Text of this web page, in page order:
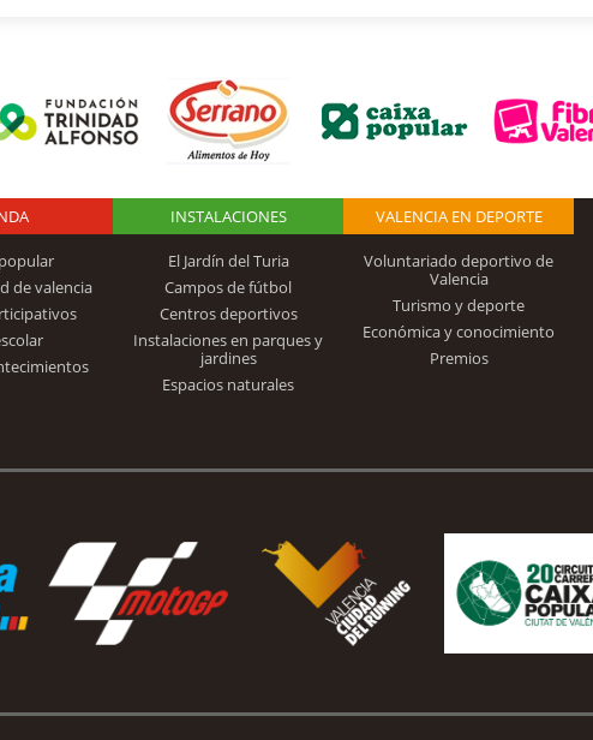
Logo Fundación
Trinidad Alfonso
de valencia
INSTALACIONES
El Jardín del Turia
Campos de fútbol
Centros deportivos
Instalaciones en parques y
jardines
Espacios naturales
VALENCIA EN DEPORTE
Voluntariado deportivo de
Valencia
Turismo y deporte
Económica y conocimiento
Premios